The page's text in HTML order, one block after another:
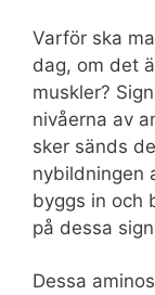
Varför ska
dag, om det
muskler?
nivåerna av
sker sänds
nybildningen
byggs in och
på dessa
Dessa